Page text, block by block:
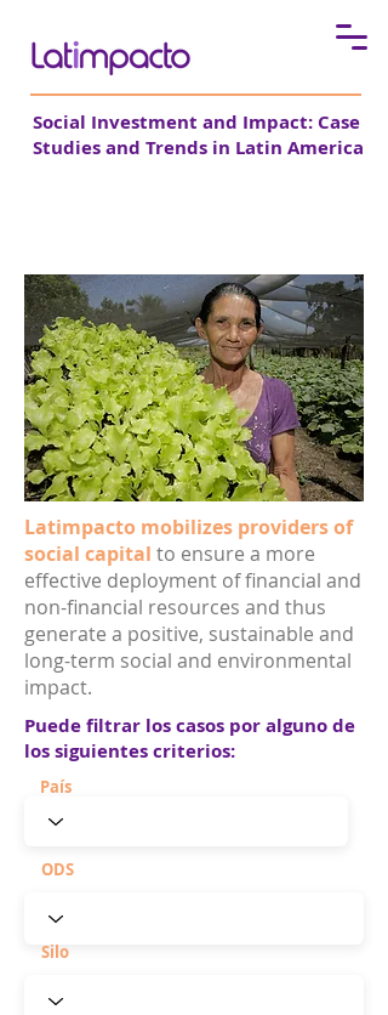
Social Investment and Impact: Case
Studies and Trends in Latin America
Latimpacto mobilizes providers of
social capital to ensure a more
effective deployment of financial and
non-financial resources and thus
generate a positive, sustainable and
long-term social and environmental
impact.
Puede filtrar los casos por alguno de
los siguientes criterios:
País
ODS
Silo